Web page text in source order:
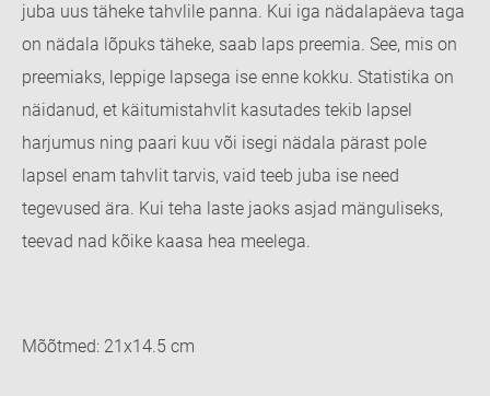
juba uus täheke tahvlile panna. Kui iga nädalapäeva taga
on nädala lõpuks täheke, saab laps preemia. See, mis on
preemiaks, leppige lapsega ise enne kokku. Statistika on
näidanud, et käitumistahvlit kasutades tekib lapsel
harjumus ning paari kuu või isegi nädala pärast pole
lapsel enam tahvlit tarvis, vaid teeb juba ise need
tegevused ära. Kui teha laste jaoks asjad mänguliseks,
teevad nad kõike kaasa hea meelega.
Mõõtmed: 21x14.5 cm